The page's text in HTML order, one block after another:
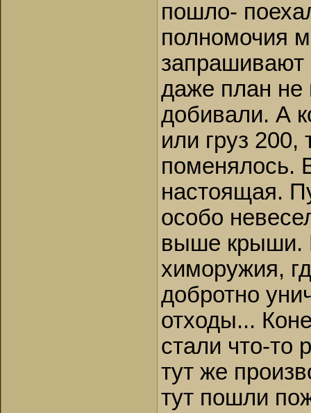
пошло-
полномочия
запрашивают
даже план не
добивали. А
или груз 200,
поменялось.
настоящая.
особо
выше крыши.
химоружия,
добротно
отходы...
стали что-то
тут же
тут пошли